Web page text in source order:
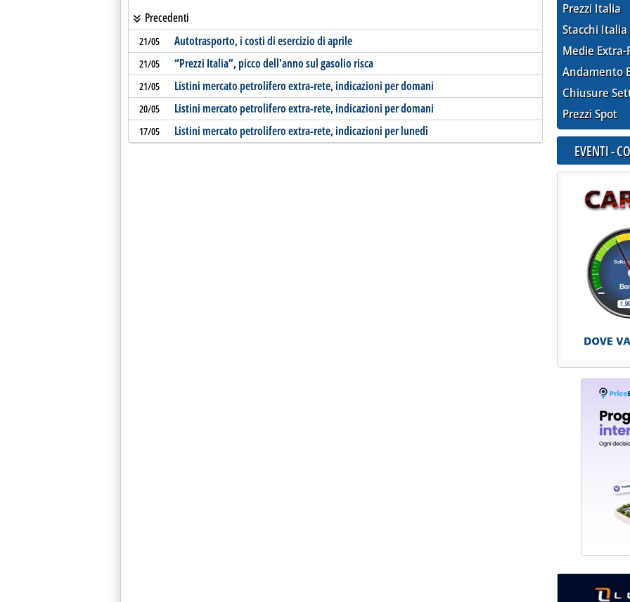
Precedenti
21/05 Autotrasporto, i costi di esercizio di aprile
21/05 “Prezzi Italia”, picco dell'anno sul gasolio risca
21/05 Listini mercato petrolifero extra-rete, indicazioni per domani
20/05 Listini mercato petrolifero extra-rete, indicazioni per domani
17/05 Listini mercato petrolifero extra-rete, indicazioni per lunedì
Prezzi Italia
Stacchi Italia
Medie Extra-
Andamento
Chiusure
Prezzi Spot
EVENTI -